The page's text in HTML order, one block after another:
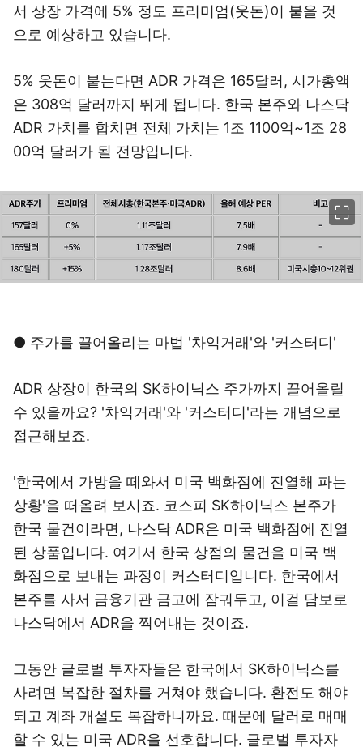
서 상장 가격에 5% 정도 프리미엄(웃돈)이 붙을 것
으로 예상하고 있습니다.
5% 웃돈이 붙는다면 ADR 가격은 165달러, 시가총액
은 308억 달러까지 뛰게 됩니다. 한국 본주와 나스닥
ADR 가치를 합치면 전체 가치는 1조 1100억~1조 28
00억 달러가 될 전망입니다.
● 주가를 끌어올리는 마법 '차익거래'와 '커스터디'
ADR 상장이 한국의 SK하이닉스 주가까지 끌어올릴
수 있을까요? '차익거래'와 '커스터디'라는 개념으로
접근해보죠.
'한국에서 가방을 떼와서 미국 백화점에 진열해 파는
상황'을 떠올려 보시죠. 코스피 SK하이닉스 본주가
한국 물건이라면, 나스닥 ADR은 미국 백화점에 진열
된 상품입니다. 여기서 한국 상점의 물건을 미국 백
화점으로 보내는 과정이 커스터디입니다. 한국에서
본주를 사서 금융기관 금고에 잠궈두고, 이걸 담보로
나스닥에서 ADR을 찍어내는 것이죠.
그동안 글로벌 투자자들은 한국에서 SK하이닉스를
사려면 복잡한 절차를 거쳐야 했습니다. 환전도 해야
되고 계좌 개설도 복잡하니까요. 때문에 달러로 매매
할 수 있는 미국 ADR을 선호합니다. 글로벌 투자자